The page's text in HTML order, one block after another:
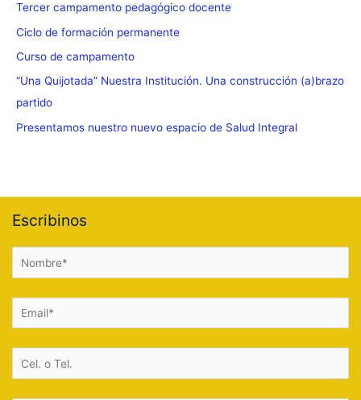
Tercer campamento pedagógico docente
Ciclo de formación permanente
Curso de campamento
“Una Quijotada” Nuestra Institución. Una construcción (a)brazo
partido
Presentamos nuestro nuevo espacio de Salud Integral
Escribinos